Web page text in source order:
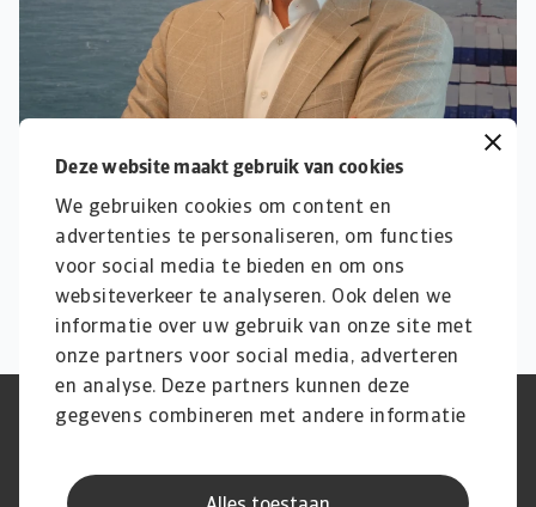
Deze website maakt gebruik van cookies
We gebruiken cookies om content en
advertenties te personaliseren, om functies
voor social media te bieden en om ons
websiteverkeer te analyseren. Ook delen we
informatie over uw gebruik van onze site met
onze partners voor social media, adverteren
en analyse. Deze partners kunnen deze
gegevens combineren met andere informatie
verzameld op basis van uw gebruik van hun
Phishing en Security
Privacyverklaring
Juridische informatie
Supplier information